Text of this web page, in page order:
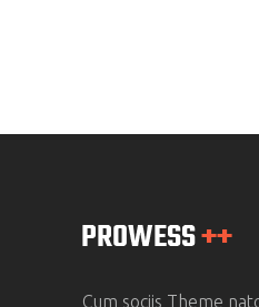
Cum sociis Theme